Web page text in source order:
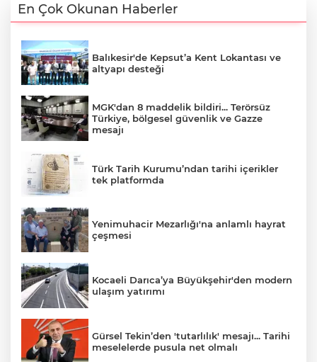
En Çok Okunan Haberler
Balıkesir'de Kepsut’a Kent Lokantası ve
altyapı desteği
MGK'dan 8 maddelik bildiri... Terörsüz
Türkiye, bölgesel güvenlik ve Gazze
mesajı
Türk Tarih Kurumu’ndan tarihi içerikler
tek platformda
Yenimuhacir Mezarlığı'na anlamlı hayrat
çeşmesi
Kocaeli Darıca’ya Büyükşehir'den modern
ulaşım yatırımı
Gürsel Tekin’den 'tutarlılık' mesajı... Tarihi
meselelerde pusula net olmalı